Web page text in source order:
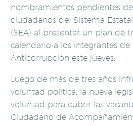
nombramientos pendientes
ciudadanos del Sistema
(SEA) al presentar un plan de
calendario a los integrantes de
Anticorrupción este jueves.
Luego de más de tres años
voluntad política, la nueva
voluntad para cubrir las
Ciudadano de